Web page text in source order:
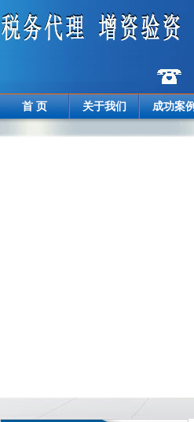
首 页 关于我们 成功案例